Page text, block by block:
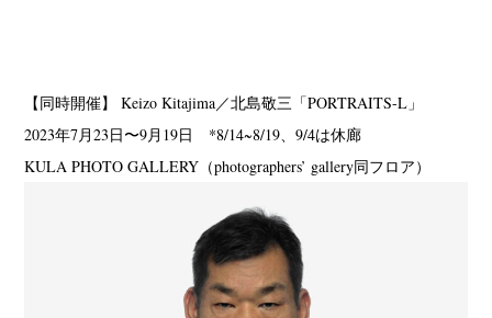
【同時開催】 Keizo Kitajima／北島敬三「PORTRAITS-L」
2023年7月23日〜9月19日 *8/14~8/19、9/4は休廊
KULA PHOTO GALLERY（photographers’ gallery同フロア）